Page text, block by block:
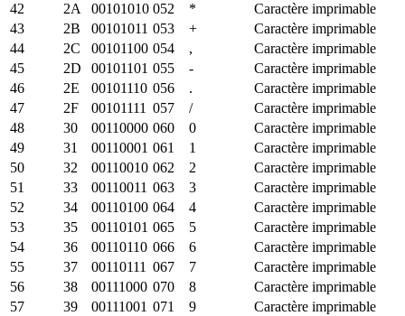
42
2A 00101010 052 *
Caractère imprimable
43
2B 00101011 053 +
Caractère imprimable
44
2C 00101100 054 ,
Caractère imprimable
45
2D 00101101 055 -
Caractère imprimable
46
2E 00101110 056 .
Caractère imprimable
47
2F 00101111 057 /
Caractère imprimable
48
30 00110000 060 0
Caractère imprimable
49
31 00110001 061 1
Caractère imprimable
50
32 00110010 062 2
Caractère imprimable
51
33 00110011 063 3
Caractère imprimable
52
34 00110100 064 4
Caractère imprimable
53
35 00110101 065 5
Caractère imprimable
54
36 00110110 066 6
Caractère imprimable
55
37 00110111 067 7
Caractère imprimable
56
38 00111000 070 8
Caractère imprimable
57
39 00111001 071 9
Caractère imprimable